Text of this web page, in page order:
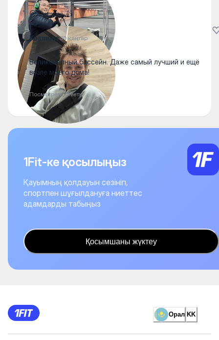
@Kosmoss 👍
Kosmoss30 қаңтар
Великолепный бассейн. Даже самый лучший и ещё
возле моего дома!
Посмотреть ответы
1Fit-ке қосылыңыз
Қауымның қолдауын сезініп,
спортпен шұғылдануға ниеттес
адамдарды табыңыз
Қосымшаны жүктеу
Орал KK